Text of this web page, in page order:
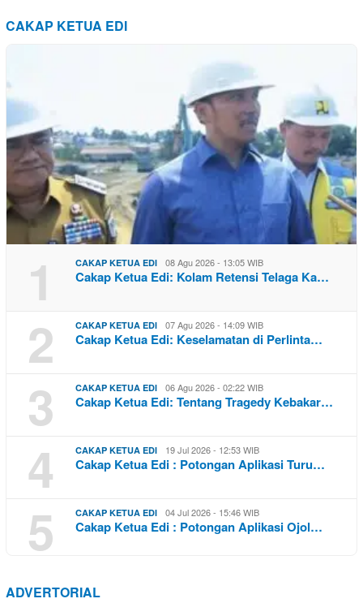
CAKAP KETUA EDI
1 CAKAP KETUA EDI 08 Agu 2026 - 13:05 WIB
Cakap Ketua Edi: Kolam Retensi Telaga Ka…
2 CAKAP KETUA EDI 07 Agu 2026 - 14:09 WIB
Cakap Ketua Edi: Keselamatan di Perlinta…
3 CAKAP KETUA EDI 06 Agu 2026 - 02:22 WIB
Cakap Ketua Edi: Tentang Tragedy Kebakar…
4 CAKAP KETUA EDI 19 Jul 2026 - 12:53 WIB
Cakap Ketua Edi : Potongan Aplikasi Turu…
5 CAKAP KETUA EDI 04 Jul 2026 - 15:46 WIB
Cakap Ketua Edi : Potongan Aplikasi Ojol…
ADVERTORIAL